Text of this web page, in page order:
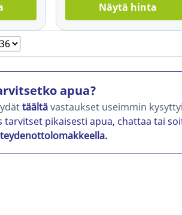
Näytä hinta
apua?
täältävastaukset useimmin
tarvitset pikaisesti apua, chattaa tai